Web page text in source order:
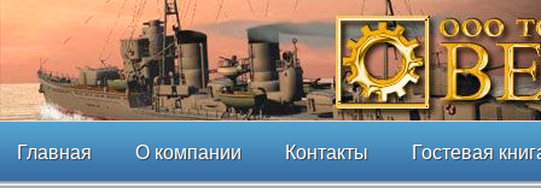
Главная О компании Контакты Гостевая